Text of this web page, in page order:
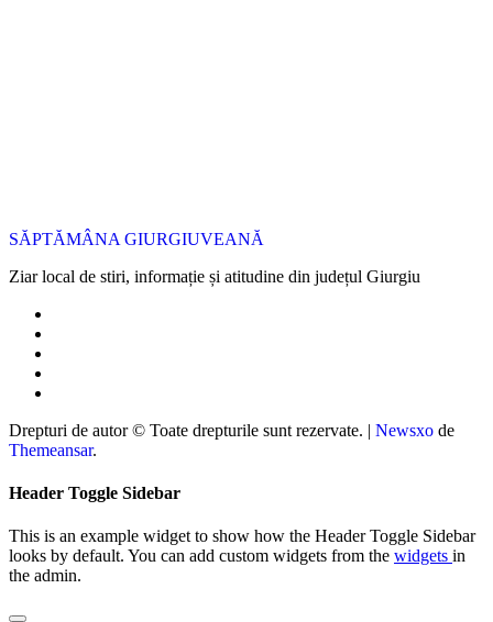
SĂPTĂMÂNA GIURGIUVEANĂ
Ziar local de stiri, informație și atitudine din județul Giurgiu
Drepturi de autor © Toate drepturile sunt rezervate. | Newsxo de
Themeansar.
Header Toggle Sidebar
This is an example widget to show how the Header Toggle Sidebar
looks by default. You can add custom widgets from the widgets in
the admin.